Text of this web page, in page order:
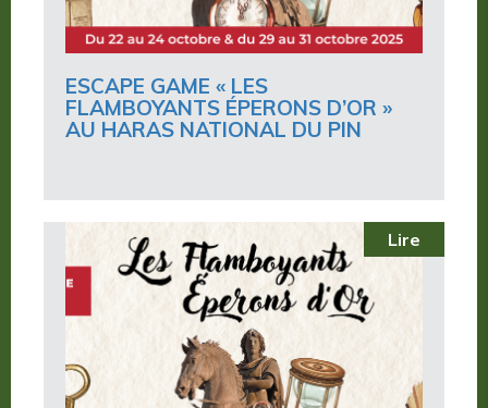
ESCAPE GAME « LES
FLAMBOYANTS ÉPERONS D’OR »
AU HARAS NATIONAL DU PIN
Lire